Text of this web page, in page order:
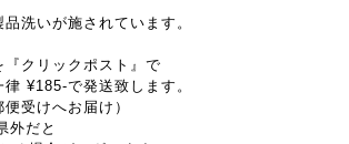
洗いが施されています。
クリックポスト』で
¥185-で発送致します。
便受けへお届け）
外だと